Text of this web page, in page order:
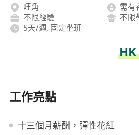
旺角
需有
不限經驗
不限
5天/週, 固定坐班
工作亮點
十三個月薪酬，彈性花紅